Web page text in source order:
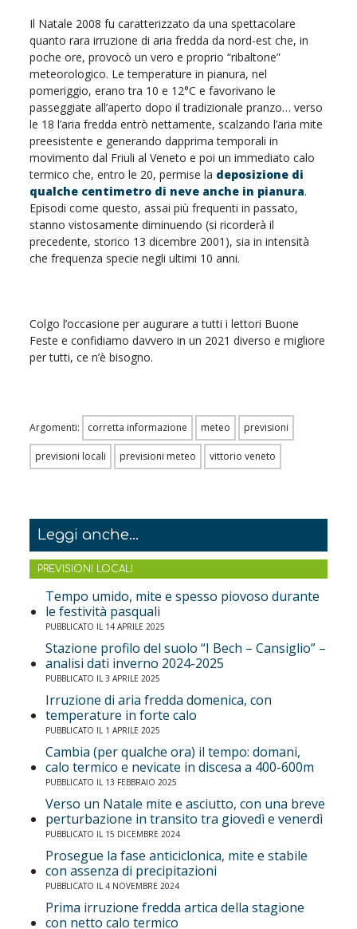
Il Natale 2008 fu caratterizzato da una spettacolare
quanto rara irruzione di aria fredda da nord-est che, in
poche ore, provocò un vero e proprio “ribaltone”
meteorologico. Le temperature in pianura, nel
pomeriggio, erano tra 10 e 12°C e favorivano le
passeggiate all’aperto dopo il tradizionale pranzo… verso
le 18 l’aria fredda entrò nettamente, scalzando l’aria mite
preesistente e generando dapprima temporali in
movimento dal Friuli al Veneto e poi un immediato calo
termico che, entro le 20, permise la deposizione di
qualche centimetro di neve anche in pianura.
Episodi come questo, assai più frequenti in passato,
stanno vistosamente diminuendo (si ricorderà il
precedente, storico 13 dicembre 2001), sia in intensità
che frequenza specie negli ultimi 10 anni.
Colgo l’occasione per augurare a tutti i lettori Buone
Feste e confidiamo davvero in un 2021 diverso e migliore
per tutti, ce n’è bisogno.
Argomenti: corretta informazione meteo previsioni
previsioni locali previsioni meteo vittorio veneto
Leggi anche...
PREVISIONI LOCALI
Tempo umido, mite e spesso piovoso durante
le festività pasquali
PUBBLICATO IL 14 APRILE 2025
Stazione profilo del suolo “I Bech – Cansiglio” –
analisi dati inverno 2024-2025
PUBBLICATO IL 3 APRILE 2025
Irruzione di aria fredda domenica, con
temperature in forte calo
PUBBLICATO IL 1 APRILE 2025
Cambia (per qualche ora) il tempo: domani,
calo termico e nevicate in discesa a 400-600m
PUBBLICATO IL 13 FEBBRAIO 2025
Verso un Natale mite e asciutto, con una breve
perturbazione in transito tra giovedì e venerdì
PUBBLICATO IL 15 DICEMBRE 2024
Prosegue la fase anticiclonica, mite e stabile
con assenza di precipitazioni
PUBBLICATO IL 4 NOVEMBRE 2024
Prima irruzione fredda artica della stagione
con netto calo termico